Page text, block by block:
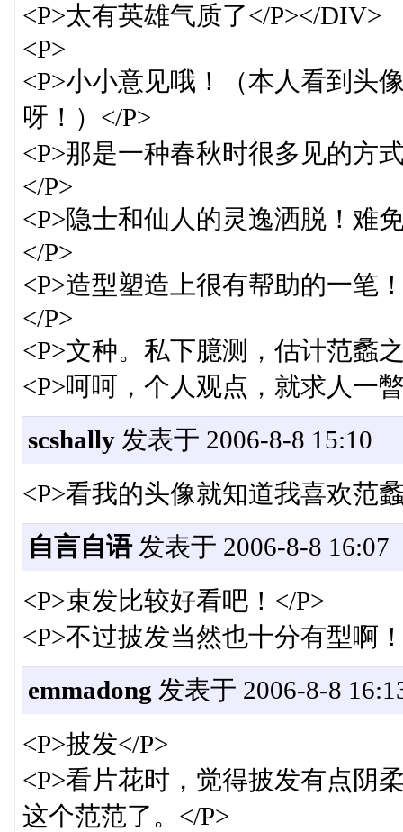
<P>太有英雄气质了</P></DIV>
<P>
<P>小小意见哦！（本人看到头
呀！）</P>
<P>那是一种春秋时很多见的方
</P>
<P>隐士和仙人的灵逸洒脱！难
</P>
<P>造型塑造上很有帮助的一笔
</P>
<P>文种。私下臆测，估计范蠡
<P>呵呵，个人观点，就求人一
scshally发表于 2006-8-8 15:10
<P>看我的头像就知道我喜欢范
自言自语发表于 2006-8-8 16:07
<P>束发比较好看吧！</P>
<P>不过披发当然也十分有型啊
emmadong 发表于 2006-8-8
<P>披发</P>
<P>看片花时，觉得披发有点阴
这个范范了。</P>